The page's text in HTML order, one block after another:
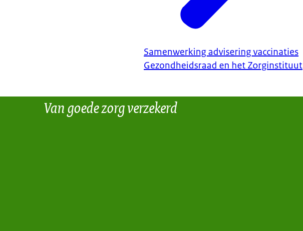
Samenwerking advisering vaccinaties
Gezondheidsraad en het Zorginstituut
Van goede zorg verzekerd